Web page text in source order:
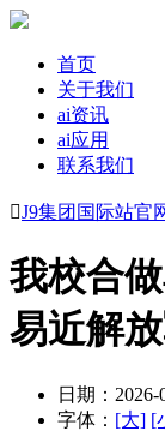
首页
关于我们
ai资讯
ai应用
联系我们
J9集团国际站官
我校合
易近解
日期：2026-
字体： [大] [